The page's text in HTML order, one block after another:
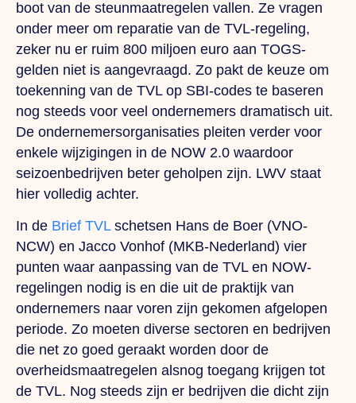
boot van de steunmaatregelen vallen. Ze vragen
onder meer om reparatie van de TVL-regeling,
zeker nu er ruim 800 miljoen euro aan TOGS-
gelden niet is aangevraagd. Zo pakt de keuze om
toekenning van de TVL op SBI-codes te baseren
nog steeds voor veel ondernemers dramatisch uit.
De ondernemersorganisaties pleiten verder voor
enkele wijzigingen in de NOW 2.0 waardoor
seizoenbedrijven beter geholpen zijn. LWV staat
hier volledig achter.
In de Brief TVLschetsen Hans de Boer (VNO-
NCW) en Jacco Vonhof (MKB-Nederland) vier
punten waar aanpassing van de TVL en NOW-
regelingen nodig is en die uit de praktijk van
ondernemers naar voren zijn gekomen afgelopen
periode. Zo moeten diverse sectoren en bedrijven
die net zo goed geraakt worden door de
overheidsmaatregelen alsnog toegang krijgen tot
de TVL. Nog steeds zijn er bedrijven die dicht zijn